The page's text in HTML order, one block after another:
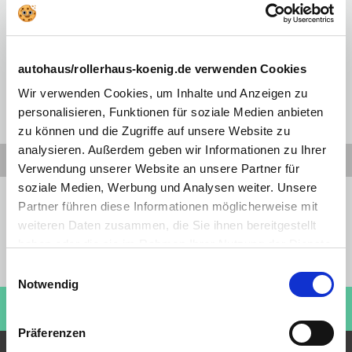
autohaus/rollerhaus-koenig.de verwenden Cookies
Wir verwenden Cookies, um Inhalte und Anzeigen zu
personalisieren, Funktionen für soziale Medien anbieten
zu können und die Zugriffe auf unsere Website zu
analysieren. Außerdem geben wir Informationen zu Ihrer
Verwendung unserer Website an unsere Partner für
soziale Medien, Werbung und Analysen weiter. Unsere
Partner führen diese Informationen möglicherweise mit
weiteren Daten zusammen, die Sie ihnen bereitgestellt
Cookies, wenn Sie unsere Webseite weiterhin nutzen.
Notwendig
Präferenzen
Geschichte & Tradition im Autohaus König
der heute so erfolgreichen Autohaus-Gruppe werden ließ. Im
Jahr 1966 begann unsere einzigartige Entwicklung, die auch die
oder andere Kursänderung mit sich brachte.
Preiswahrheit
Sofortige Verfügbarkeit
Ohne Anzahlung
Bundesweit verfügbar